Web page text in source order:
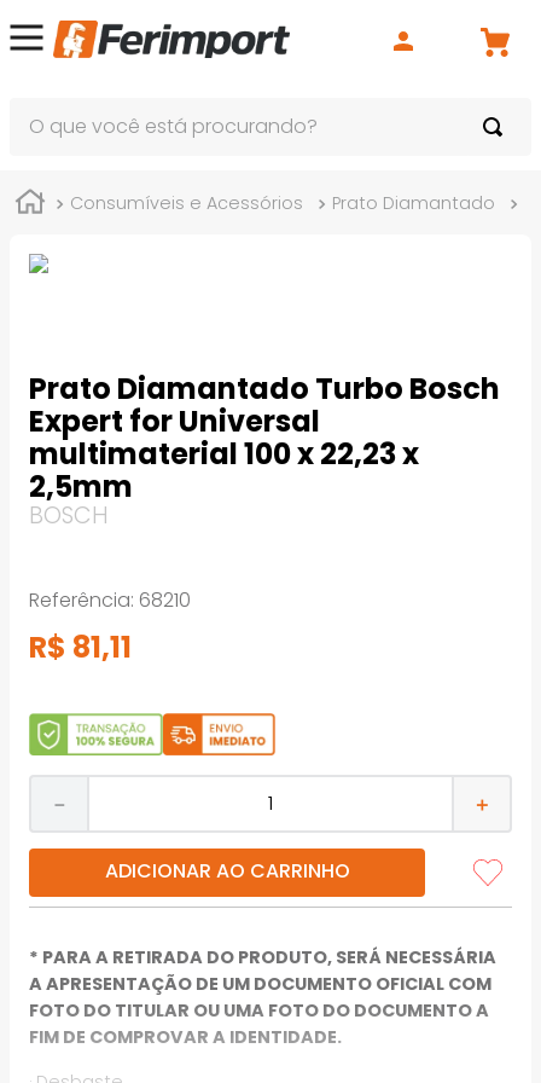
Consumíveis e Acessórios Prato Diamantado
Prato Diamantado Turbo Bosch
Expert for Universal
multimaterial 100 x 22,23 x
2,5mm
BOSCH
Referência: 68210
R$ 81,11
＋
－
ADICIONAR AO CARRINHO
* PARA A RETIRADA DO PRODUTO, SERÁ NECESSÁRIA
A APRESENTAÇÃO DE UM DOCUMENTO OFICIAL COM
FOTO DO TITULAR OU UMA FOTO DO DOCUMENTO A
FIM DE COMPROVAR A IDENTIDADE.